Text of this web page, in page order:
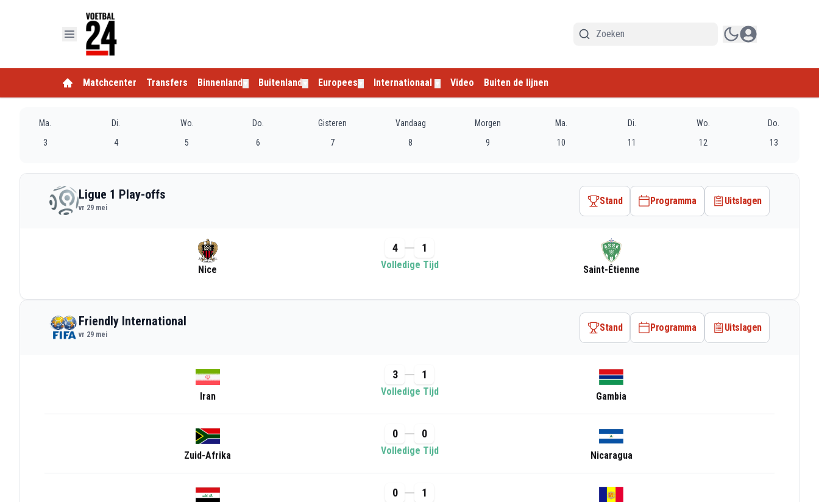
Matchcenter Transfers Binnenland Buitenland Europees Internationaal Video Buiten de lijnen
Ma.
3
Di.
4
Wo.
5
Do.
6
Gisteren
7
Vandaag
8
Morgen
9
Ma.
10
Di.
11
Wo.
12
Do.
13
Ligue 1 Play-offs
vr 29 mei
Stand Programma Uitslagen
Nice
4 1
Volledige Tijd Saint-Étienne
Friendly International
vr 29 mei
Stand Programma Uitslagen
Iran
3 1
Volledige Tijd Gambia
Zuid-Afrika
0 0
Volledige Tijd Nicaragua
0 1